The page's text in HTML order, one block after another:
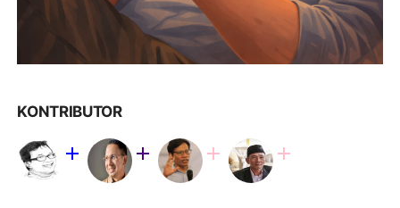
KONTRIBUTOR